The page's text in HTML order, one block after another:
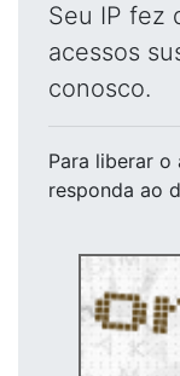
Seu IP fez
acessos
conosco.
Para liberar o
responda ao